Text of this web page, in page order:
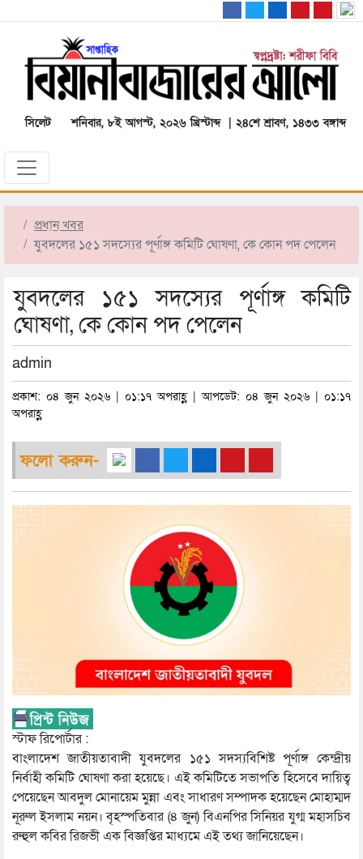
সিলেট শনিবার, ৮ই আগস্ট, ২০২৬ খ্রিস্টাব্দ | ২৪শে শ্রাবণ, ১৪৩৩ বঙ্গাব্দ
প্রধান খবর
যুবদলের ১৫১ সদস্যের পূর্ণাঙ্গ কমিটি ঘোষণা, কে কোন পদ পেলেন
যুবদলের ১৫১ সদস্যের পূর্ণাঙ্গ কমিটি
ঘোষণা, কে কোন পদ পেলেন
admin
প্রকাশ: ০৪ জুন ২০২৬ | ০১:১৭ অপরাহ্ণ | আপডেট: ০৪ জুন ২০২৬ | ০১:১৭
অপরাহ্ণ
ফলো করুন-
স্টাফ রিপোর্টার :
বাংলাদেশ জাতীয়তাবাদী যুবদলের ১৫১ সদস্যবিশিষ্ট পূর্ণাঙ্গ কেন্দ্রীয়
নির্বাহী কমিটি ঘোষণা করা হয়েছে। এই কমিটিতে সভাপতি হিসেবে দায়িত্ব
পেয়েছেন আবদুল মোনায়েম মুন্না এবং সাধারণ সম্পাদক হয়েছেন মোহাম্মদ
নূরুল ইসলাম নয়ন। বৃহস্পতিবার (৪ জুন) বিএনপির সিনিয়র যুগ্ম মহাসচিব
রুহুল কবির রিজভী এক বিজ্ঞপ্তির মাধ্যমে এই তথ্য জানিয়েছেন।